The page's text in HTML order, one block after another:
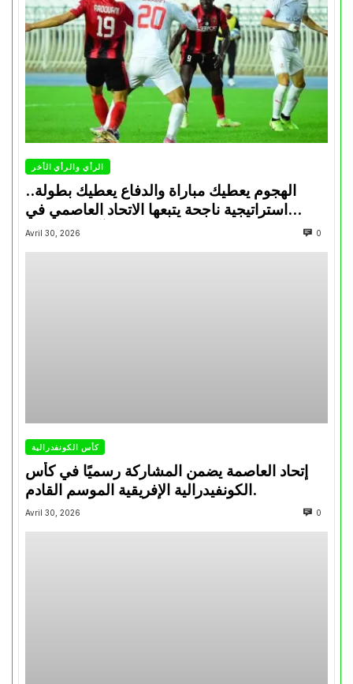
الرأي والرأي الأخر
الهجوم يعطيك مباراة والدفاع يعطيك بطولة..
استراتيجية ناجحة يتبعها الاتحاد العاصمي في
تتويجاته آخر السنوات
Avril 30, 2026 0
كأس الكونفدرالية
إتحاد العاصمة يضمن المشاركة رسميًا في كأس
الكونفيدرالية الإفريقية الموسم القادم.
Avril 30, 2026 0